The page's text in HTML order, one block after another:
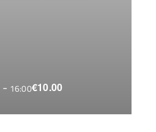
- 16:00€10.00